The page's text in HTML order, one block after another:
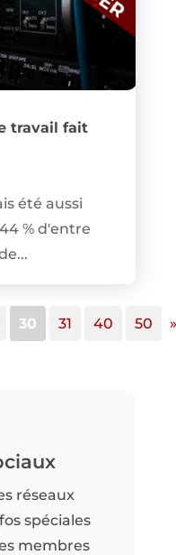
travail fait
été aussi
% d'entre
30 31 40 50 »
réseaux
spéciales
membres